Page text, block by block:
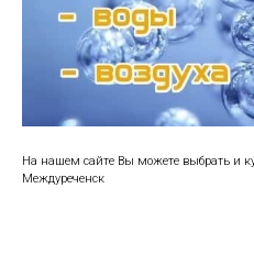
На нашем сайте Вы можете выбрать и
Междуреченск